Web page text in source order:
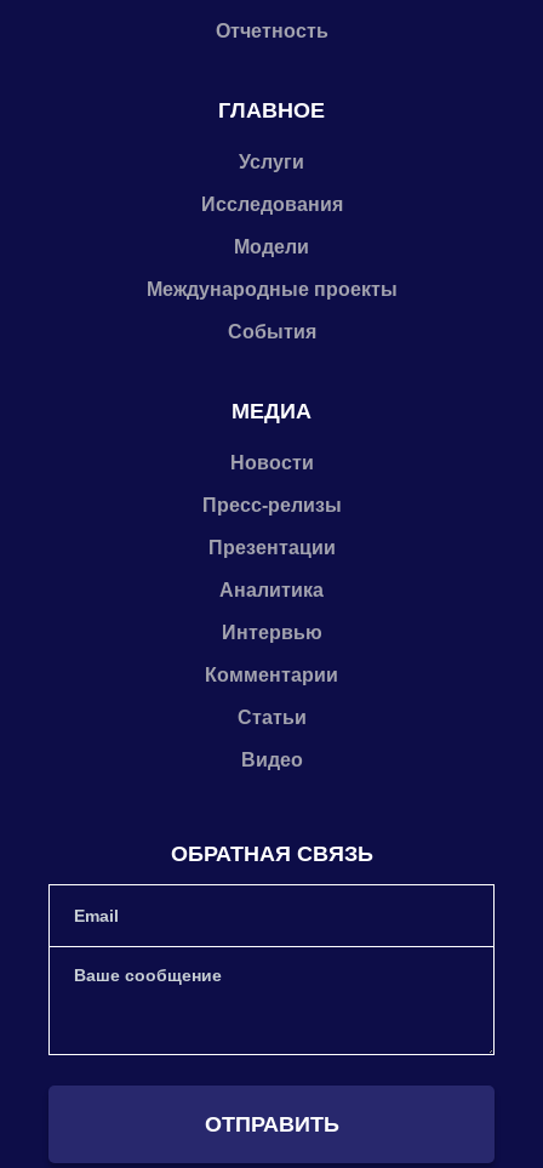
Отчетность
ГЛАВНОЕ
Услуги
Исследования
Модели
Международные проекты
События
МЕДИА
Новости
Пресс-релизы
Презентации
Аналитика
Интервью
Комментарии
Статьи
Видео
ОБРАТНАЯ СВЯЗЬ
ОТПРАВИТЬ